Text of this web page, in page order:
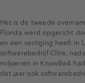
Het is de tweede
Florida werd opgericht
en een vestiging heeft in
softwarebedrijf Cltre,
miljoenen in KnowBe4
dat jaar ook